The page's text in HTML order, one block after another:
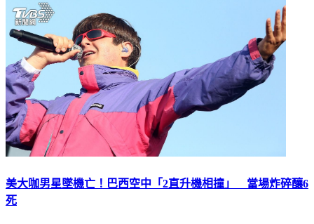
美大咖男星墜機亡！巴西空中「2直升機相撞」 當場炸碎釀6
死